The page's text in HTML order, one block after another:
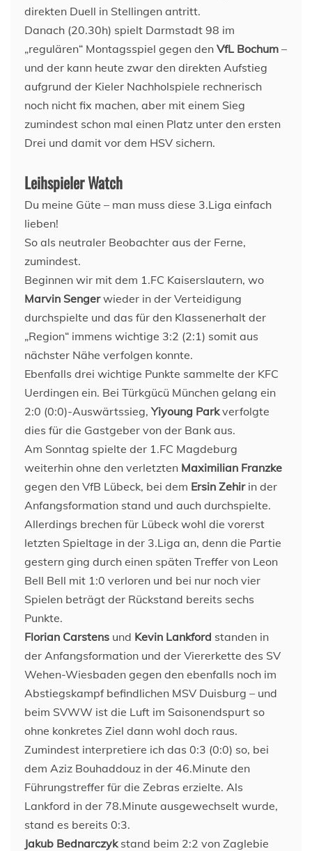
direkten Duell in Stellingen antritt.
Danach (20.30h) spielt Darmstadt 98 im
„regulären“ Montagsspiel gegen den VfL Bochum –
und der kann heute zwar den direkten Aufstieg
aufgrund der Kieler Nachholspiele rechnerisch
noch nicht fix machen, aber mit einem Sieg
zumindest schon mal einen Platz unter den ersten
Drei und damit vor dem HSV sichern.
Leihspieler Watch
Du meine Güte – man muss diese 3.Liga einfach
lieben!
So als neutraler Beobachter aus der Ferne,
zumindest.
Beginnen wir mit dem 1.FC Kaiserslautern, wo
Marvin Sengerwieder in der Verteidigung
durchspielte und das für den Klassenerhalt der
„Region“ immens wichtige 3:2 (2:1) somit aus
nächster Nähe verfolgen konnte.
Ebenfalls drei wichtige Punkte sammelte der KFC
Uerdingen ein. Bei Türkgücü München gelang ein
2:0 (0:0)-Auswärtssieg,Yiyoung Parkverfolgte
dies für die Gastgeber von der Bank aus.
Am Sonntag spielte der 1.FC Magdeburg
weiterhin ohne den verletzten Maximilian Franzke
gegen den VfB Lübeck, bei dem Ersin Zehirin der
Anfangsformation stand und auch durchspielte.
Allerdings brechen für Lübeck wohl die vorerst
letzten Spieltage in der 3.Liga an, denn die Partie
gestern ging durch einen späten Treffer von Leon
Bell Bell mit 1:0 verloren und bei nur noch vier
Spielen beträgt der Rückstand bereits sechs
Punkte.
Florian Carstens und Kevin Lankford standen in
der Anfangsformation und der Viererkette des SV
Wehen-Wiesbaden gegen den ebenfalls noch im
Abstiegskampf befindlichen MSV Duisburg – und
beim SVWW ist die Luft im Saisonendspurt so
ohne konkretes Ziel dann wohl doch raus.
Zumindest interpretiere ich das 0:3 (0:0) so, bei
dem Aziz Bouhaddouz in der 46.Minute den
Führungstreffer für die Zebras erzielte. Als
Lankford in der 78.Minute ausgewechselt wurde,
stand es bereits 0:3.
Jakub Bednarczykstand beim 2:2 von Zaglebie